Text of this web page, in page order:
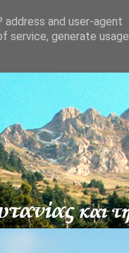
and user-agent
service, generate usage